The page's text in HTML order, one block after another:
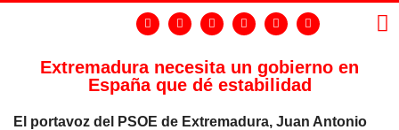
Extremadura necesita un gobierno en
España que dé estabilidad
El portavoz del PSOE de Extremadura, Juan Antonio